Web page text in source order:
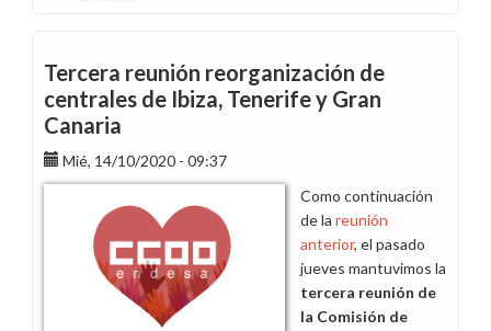
de
junio
las
elecciones
en
central
de
Ibiza
Tercera reunión reorganización de
centrales de Ibiza, Tenerife y Gran
Canaria
Mié, 14/10/2020 - 09:37
Como continuación
de la reunión
anterior, el pasado
jueves mantuvimos la
tercera reunión de
la Comisión de